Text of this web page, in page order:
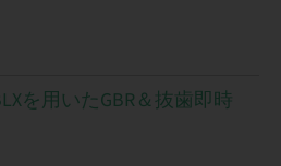
を用いたGBR＆抜歯即時